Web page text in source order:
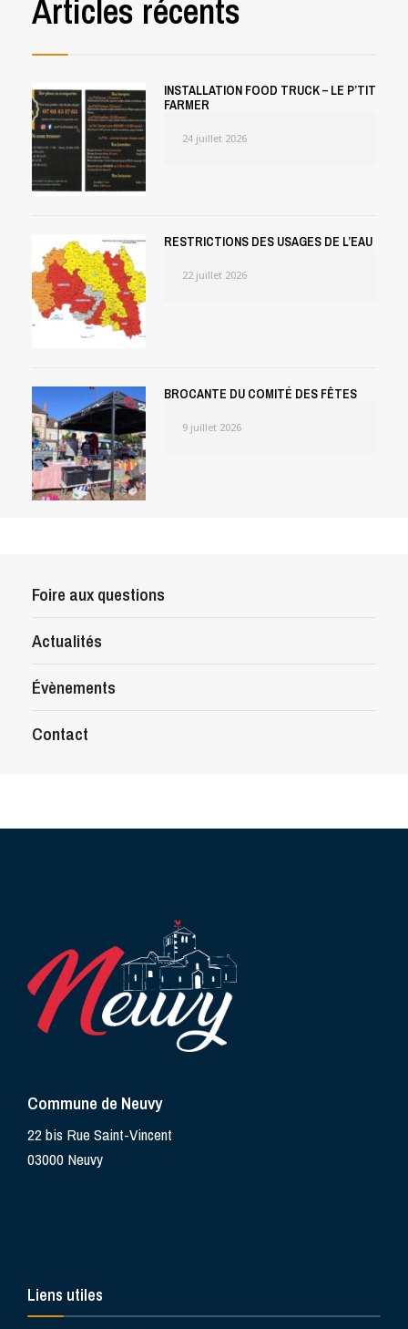
Articles récents
INSTALLATION FOOD TRUCK – LE P’TIT
FARMER
24 juillet 2026
RESTRICTIONS DES USAGES DE L’EAU
22 juillet 2026
BROCANTE DU COMITÉ DES FÊTES
9 juillet 2026
Foire aux questions
Actualités
Évènements
Contact
Commune de Neuvy
22 bis Rue Saint-Vincent
03000 Neuvy
Liens utiles